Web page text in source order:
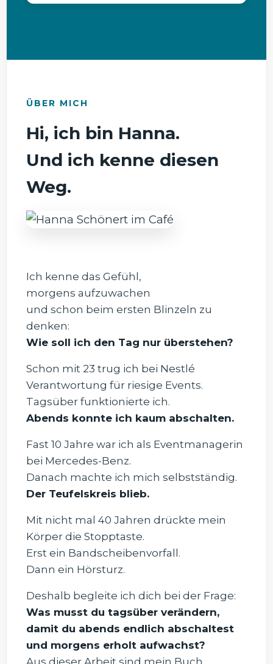
ÜBER MICH
Hi, ich bin Hanna.
Und ich kenne diesen
Weg.
Ich kenne das Gefühl,
morgens aufzuwachen
und schon beim ersten Blinzeln zu
denken:
Wie soll ich den Tag nur überstehen?
Schon mit 23 trug ich bei Nestlé
Verantwortung für riesige Events.
Tagsüber funktionierte ich.
Abends konnte ich kaum abschalten.
Fast 10 Jahre war ich als Eventmanagerin
bei Mercedes-Benz.
Danach machte ich mich selbstständig.
Der Teufelskreis blieb.
Mit nicht mal 40 Jahren drückte mein
Körper die Stopptaste.
Erst ein Bandscheibenvorfall.
Dann ein Hörsturz.
Deshalb begleite ich dich bei der Frage:
Was musst du tagsüber verändern,
damit du abends endlich abschaltest
und morgens erholt aufwachst?